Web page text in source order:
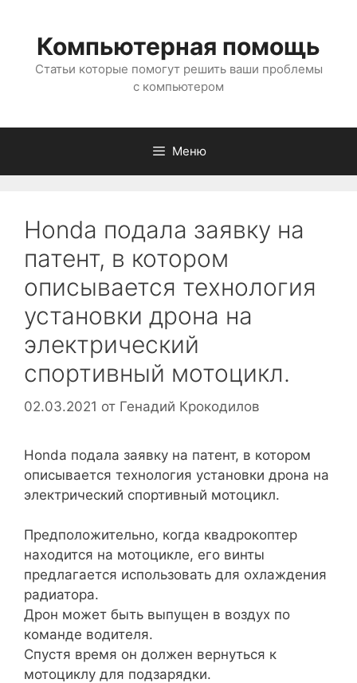
содержимому
Компьютерная помощь
Статьи которые помогут решить ваши проблемы
с компьютером
Меню
Honda подала заявку на
патент, в котором
описывается технология
установки дрона на
электрический
спортивный мотоцикл.
02.03.2021 от Генадий Крокодилов
Honda подала заявку на патент, в котором
описывается технология установки дрона на
электрический спортивный мотоцикл.
Предположительно, когда квадрокоптер
находится на мотоцикле, его винты
предлагается использовать для охлаждения
радиатора.
Дрон может быть выпущен в воздух по
команде водителя.
Спустя время он должен вернуться к
мотоциклу для подзарядки.